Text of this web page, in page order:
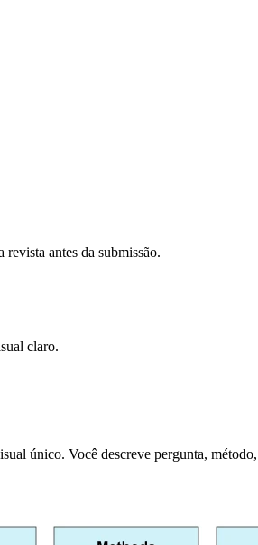
antes da submissão.
claro.
único. Você descreve pergunta,